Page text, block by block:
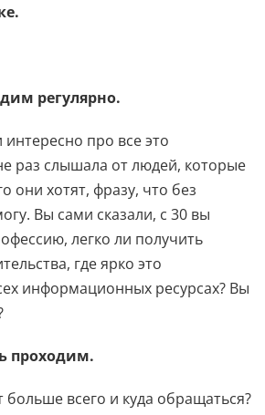
регулярно.
про все это
раз слышала от людей, которые
они хотят, фразу, что без
Вы сами сказали, с 30 вы
легко ли получить
где ярко это
информационных ресурсах? Вы
проходим.
всего и куда обращаться?